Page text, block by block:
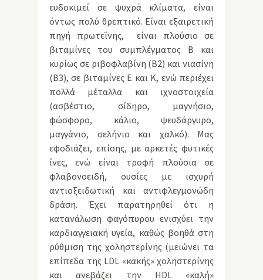
ευδοκιμεί σε ψυχρά κλίματα, είναι
όντως πολύ θρεπτικό. Είναι εξαιρετική
πηγή πρωτεΐνης, είναι πλούσιο σε
βιταμίνες του συμπλέγματος Β και
κυρίως σε ριβοφλαβίνη (Β2) και νιασίνη
(Β3), σε βιταμίνες Ε και Κ, ενώ περιέχει
πολλά μέταλλα και ιχνοστοιχεία
(ασβέστιο, σίδηρο, μαγνήσιο,
φώσφορο, κάλιο, ψευδάργυρο,
μαγγάνιο, σελήνιο και χαλκό). Μας
εφοδιάζει, επίσης, με αρκετές φυτικές
ίνες, ενώ είναι τροφή πλούσια σε
φλαβονοειδή, ουσίες με ισχυρή
αντιοξειδωτική και αντιφλεγμονώδη
δράση. Έχει παρατηρηθεί ότι η
κατανάλωση φαγόπυρου ενισχύει την
καρδιαγγειακή υγεία, καθώς βοηθά στη
ρύθμιση της χοληστερίνης (μειώνει τα
επίπεδα της LDL «κακής» χοληστερίνης
και ανεβάζει την HDL «καλή»